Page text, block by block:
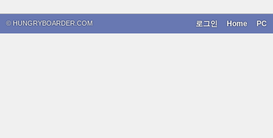
© HUNGRYBOARDER.COM PC
Home
로그인